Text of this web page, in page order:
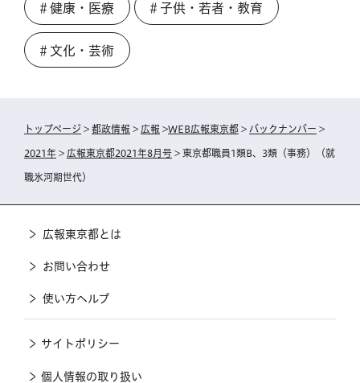
＃健康・医療 ＃子供・若者・教育
＃文化・芸術
トップページ > 都政情報 > 広報 >WEB広報東京都 > バックナンバー >
2021年 > 広報東京都2021年8月号 > 東京都職員1類B、3類（事務）（就
職氷河期世代）
広報東京都とは
お問い合わせ
使い方ヘルプ
サイトポリシー
個人情報の取り扱い